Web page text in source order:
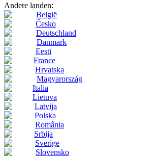
Andere landen:
België
Česko
Deutschland
Danmark
Eesti
France
Hrvatska
Magyarország
Italia
Lietuva
Latvija
Polska
România
Srbija
Sverige
Slovensko